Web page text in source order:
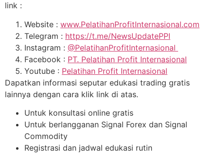
link :
Website : www.PelatihanProfitInternasional.com
Telegram : https://t.me/NewsUpdatePPI
Instagram : @PelatihanProfitInternasional
Facebook : PT. Pelatihan Profit Internasional
Youtube : Pelatihan Profit Internasional
Dapatkan informasi seputar edukasi trading gratis
lainnya dengan cara klik link di atas.
Untuk konsultasi online gratis
Untuk berlangganan Signal Forex dan Signal
Commodity
Registrasi dan jadwal edukasi rutin